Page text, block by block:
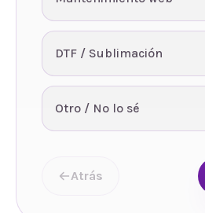
DTF / Sublimación
Otro / No lo sé
Atrás